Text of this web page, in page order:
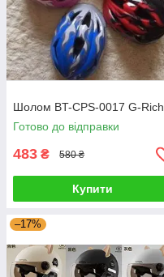
Шолом BT-CPS-0017 G-Rich
Готово до відправки
483 ₴ 580 ₴
Купити
–17%